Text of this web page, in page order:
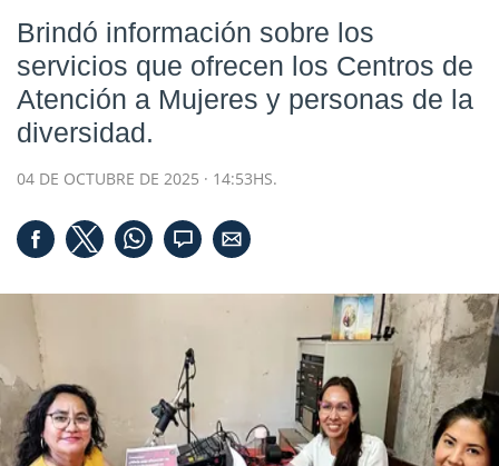
Brindó información sobre los
servicios que ofrecen los Centros de
Atención a Mujeres y personas de la
diversidad.
04 DE OCTUBRE DE 2025 · 14:53HS.